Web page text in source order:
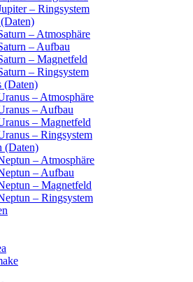
– Ringsystem
– Atmosphäre
– Aufbau
– Magnetfeld
– Ringsystem
(Daten)
– Atmosphäre
– Aufbau
– Magnetfeld
– Ringsystem
(Daten)
– Atmosphäre
– Aufbau
– Magnetfeld
– Ringsystem